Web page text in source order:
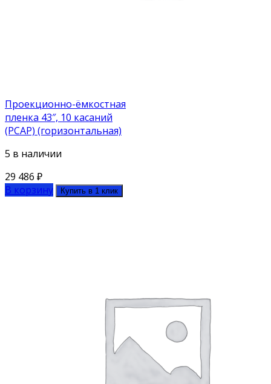
Проекционно-ёмкостная
пленка 43″, 10 касаний
(PCAP) (горизонтальная)
5 в наличии
29 486 ₽
В корзину
Купить в 1 клик